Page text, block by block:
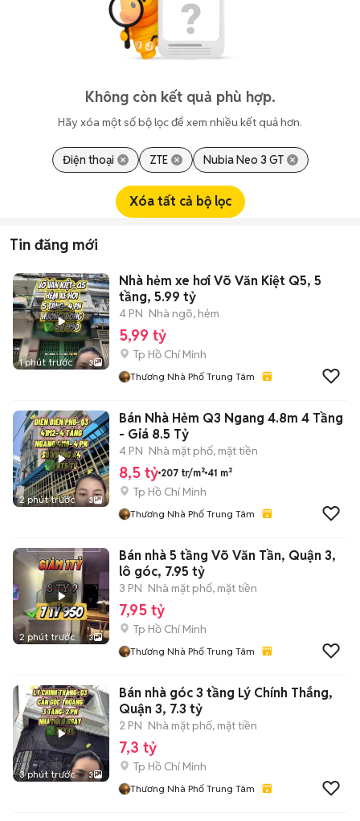
Không còn kết quả phù hợp.
Hãy xóa một số bộ lọc để xem nhiều kết quả hơn.
Điện thoại ZTE Nubia Neo 3 GT
Xóa tất cả bộ lọc
Tin đăng mới
1 phút trước 3
Nhà hẻm xe hơi Võ Văn Kiệt Q5, 5
tầng, 5.99 tỷ
4 PN Nhà ngõ, hẻm
5,99 tỷ
Tp Hồ Chí Minh
Thương Nhà Phố Trung Tâm
2 phút trước 3
Bán Nhà Hẻm Q3 Ngang 4.8m 4 Tầng
- Giá 8.5 Tỷ
4 PN Nhà mặt phố, mặt tiền
8,5 tỷ 207 tr/m² 41 m²
Tp Hồ Chí Minh
Thương Nhà Phố Trung Tâm
2 phút trước 3
Bán nhà 5 tầng Võ Văn Tần, Quận 3,
lô góc, 7.95 tỷ
3 PN Nhà mặt phố, mặt tiền
7,95 tỷ
Tp Hồ Chí Minh
Thương Nhà Phố Trung Tâm
3 phút trước 3
Bán nhà góc 3 tầng Lý Chính Thắng,
Quận 3, 7.3 tỷ
2 PN Nhà mặt phố, mặt tiền
7,3 tỷ
Tp Hồ Chí Minh
Thương Nhà Phố Trung Tâm